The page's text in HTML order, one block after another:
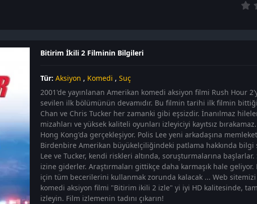
Bitirim İkili 2 Filminin Bilgileri
Tür: Aksiyon , Komedi , Suç
2001'de yayınlanan Amerikan komedi aksiyon filmi Rush Hour
sevilen ilk bölümünün devamıdır. Bu filmin tarihi ilk filmin
Chan ve Chris Tucker her zamanki gibi eşsizdir. İnanılmaz
mizahları ve yüksek kaliteli oyunları izleyiciyi kayıtsız
Hong Kong'da gerçekleşiyor. Polis Lee yeni arkadaşına
Birdenbire Amerikan büyükelçiliğindeki patlama hakkında bilgi
Lee ve Tucker, kendi riskleri altında, soruşturmalarına
izine giderler. Araştırmaları gittikçe daha karmaşık hale
için tüm becerilerini kullanmak zorunda kalacak ... Web
komedi aksiyon filmi "Bitirim ikili 2 izle" yi iyi HD kalitesinde,
izleyin. Film izlemenin tadını çıkarın!